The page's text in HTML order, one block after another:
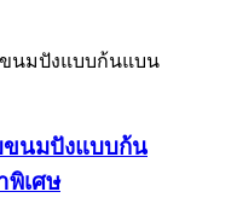
ขนมปังแบบก้น
พิเศษ